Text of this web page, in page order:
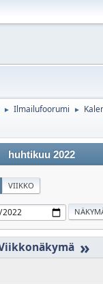
► Ilmailufoorumi ►
huhtikuu 2022
VIIKKO
»